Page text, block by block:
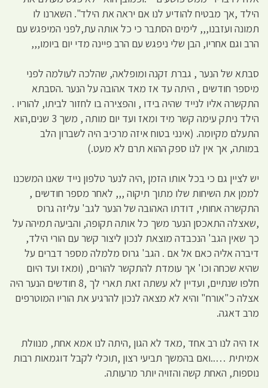
הילד ,אך מבטיח להודיע לנו אם יראה את הילד". השארנו לו
תמונה ועזבנו,,, לימים הסתבר כי כל אותה עת,לפני המיפגש עם
הרב וגם אחריו, הבן שלי ניפגש עם הרב פיינה מדי יום ביומו,,,
סבתא של הנער , גברת זקנה ומופלאה, שהלכה לעולמה לפני
מיספר חודשים , היתה עד אז מאד אהובה על הנער .הסבתא
התקשרה אליו לנייד שהיה בידו , והפצירה בו לחזור לביתו, להוריו .
הילד ניתק עימה קשר מיד ומאז ועד יום מותה , משך 3 שנים,הוא
התעלם מקיומה. (אינני בטוח איזה מרכיב היה לשברון הלב
במותה, אך אין לנו ספק ההוא תרם לא מעט.)
יש לציין גם כי בכל אותו הזמן ,היה לנער טלפון נייד שאנו המשכנו
לממן את השיחות שלו מתוך תיקוה ,,, לאחר מספר חודשים ,
התקשרה אחותי, דודתו האהובה של הנער לגב' עליזה גרוס
,שאצלה התאכסן הנער משך כל אותה תקופה, והביעה תמיהה על
כך שאין הגב' הנכבדה מוצאת לנכון ליצור קשר עם הורי הילד,
דיברה אליה כאם אל אם . הגב' גרוס מלמלה מספר דברים על
שהיא שכחה וכו' אך עומדת להתקשר להורים, (ומאז ועד היום
חלפו שנתיים, ועדיין לא עשתה זאת תארי לך ,8 חודשים הנער היה
אצלה כ"אורח" והיא לא מצאה לנכון להרגיע את הוריו המוטרפים
מרב דאגה.
אז היה לנו רב אחד ,מאד לא הגון ,היתה לנו אמא אחת, מנוולת
אמיתית …..ואם בהמשך תביעי רצון ,תוכלי לקבל דוגמאות רבות
נוספות, האחת קשה והזויה יותר מרעותה.